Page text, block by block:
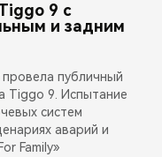
9 с
и задним
публичный
Tiggo 9. Испытание
систем
аварий и
Family»